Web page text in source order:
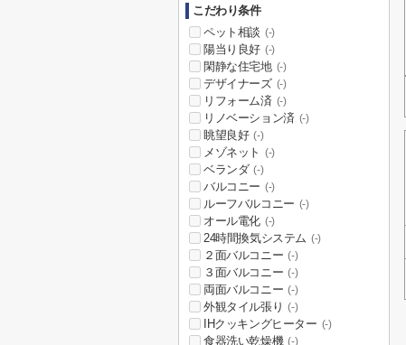
こだわり条件
ペット相談 (-)
陽当り良好 (-)
閑静な住宅地 (-)
デザイナーズ (-)
リフォーム済 (-)
リノベーション済 (-)
眺望良好 (-)
メゾネット (-)
ベランダ (-)
バルコニー (-)
ルーフバルコニー (-)
オール電化 (-)
24時間換気システム (-)
２面バルコニー (-)
３面バルコニー (-)
両面バルコニー (-)
外観タイル張り (-)
IHクッキングヒーター (-)
食器洗い乾燥機 (-)